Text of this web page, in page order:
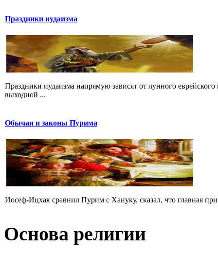
Праздники иудаизма
Праздники иудаизма напрямую зависят от лунного
выходной ...
Обычаи и законы Пурима
Иосеф-Ицхак сравнил Пурим с Хануку, сказал, что главная
Основа религии